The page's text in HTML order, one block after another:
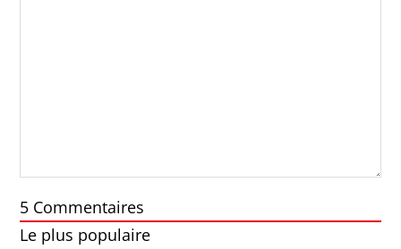
5 Commentaires
Le plus populaire